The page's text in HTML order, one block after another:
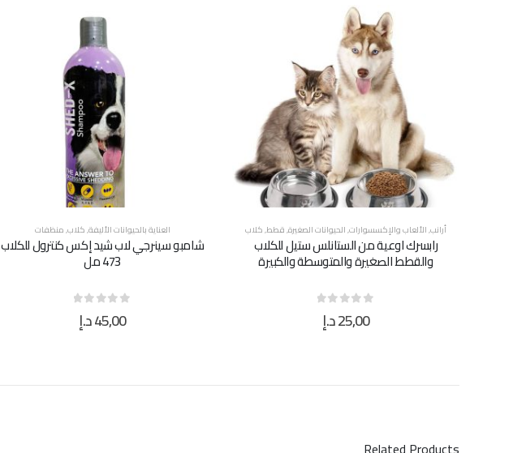
أرانب,الألعاب والإكسسوارات,الحيوانات الصغيرة,قطط,كلاب
رابسرك اوعية من الستانلس ستيل للكلاب
والقطط الصغيرة والمتوسطة والكبيرة
25,00د.إ
العناية بالحيوانات الأليفة,كلاب,منظفات
شامبو سينرجي لاب شيد إكس كنترول للكلاب
473 مل
45,00د.إ